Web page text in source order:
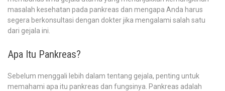
masalah kesehatan pada pankreas dan mengapa Anda harus
segera berkonsultasi dengan dokter jika mengalami salah satu
dari gejala ini.
Apa Itu Pankreas?
Sebelum menggali lebih dalam tentang gejala, penting untuk
memahami apa itu pankreas dan fungsinya. Pankreas adalah